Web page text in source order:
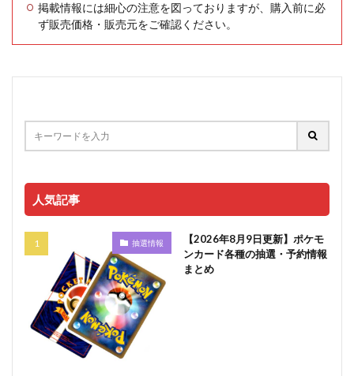
掲載情報には細心の注意を図っておりますが、購入前に必
ず販売価格・販売元をご確認ください。
人気記事
抽選情報
【2026年8月9日更新】ポケモ
ンカード各種の抽選・予約情報
まとめ